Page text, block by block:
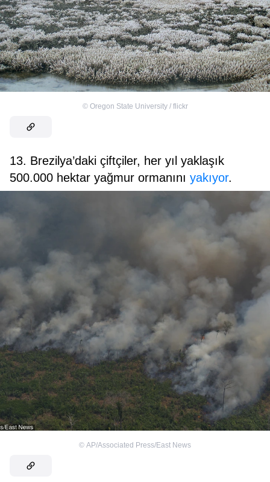
© Oregon State University / flickr
13. Brezilya’daki çiftçiler, her yıl yaklaşık
500.000 hektar yağmur ormanını yakıyor.
© AP/Associated Press/East News